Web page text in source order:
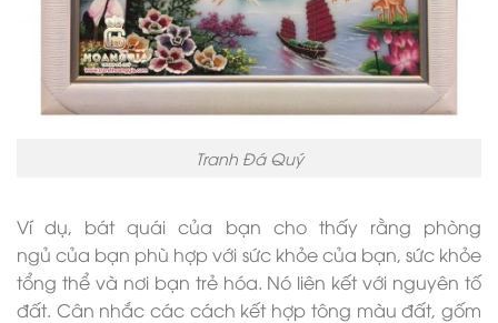
Tranh Đá Quý
Ví dụ, bát quái của bạn cho thấy rằng phòng
ngủ của bạn phù hợp với sức khỏe của bạn, sức khỏe
tổng thể và nơi bạn trẻ hóa. Nó liên kết với nguyên tố
đất. Cân nhắc các cách kết hợp tông màu đất, gốm